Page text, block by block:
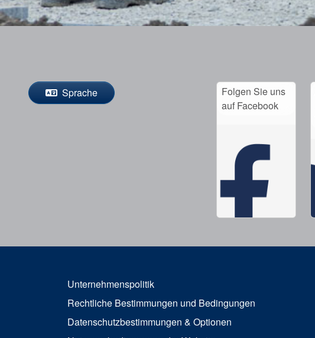
Sprache
Folgen Sie uns
auf Facebook
Unternehmenspolitik
Rechtliche Bestimmungen und Bedingungen
Datenschutzbestimmungen & Optionen